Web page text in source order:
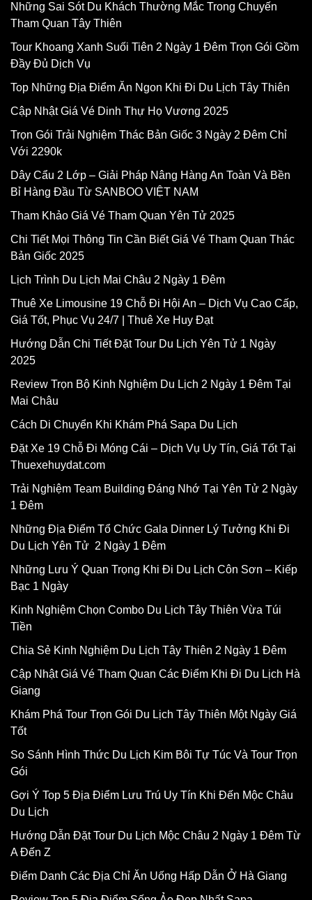
Những Sai Sót Du Khách Thường Mắc Trong Chuyến
Tham Quan Tây Thiên
Tour Khoang Xanh Suối Tiên 2 Ngày 1 Đêm Trọn Gói Gồm
Đầy Đủ Dịch Vụ
Top Những Địa Điểm Ăn Ngon Khi Đi Du Lịch Tây Thiên
Cập Nhật Giá Vé Dinh Thự Họ Vương 2025
Trọn Gói Trải Nghiệm Thác Bản Giốc 3 Ngày 2 Đêm Chỉ
Với 2290k
Dây Cẩu 2 Lớp – Giải Pháp Nâng Hàng An Toàn Và Bền
Bỉ Hàng Đầu Từ SANBOO VIỆT NAM
Tham Khảo Giá Vé Tham Quan Yên Tử 2025
Chi Tiết Mọi Thông Tin Cần Biết Giá Vé Tham Quan Thác
Bản Giốc 2025
Lịch Trình Du Lịch Mai Châu 2 Ngày 1 Đêm
Thuê Xe Limousine 19 Chỗ Đi Hội An – Dịch Vụ Cao Cấp,
Giá Tốt, Phục Vụ 24/7 | Thuê Xe Huy Đạt
Hướng Dẫn Chi Tiết Đặt Tour Du Lịch Yên Tử 1 Ngày
2025
Review Trọn Bộ Kinh Nghiệm Du Lịch 2 Ngày 1 Đêm Tại
Mai Châu
Cách Di Chuyển Khi Khám Phá Sapa Du Lịch
Đặt Xe 19 Chỗ Đi Móng Cái – Dịch Vụ Uy Tín, Giá Tốt Tại
Thuexehuydat.com
Trải Nghiệm Team Building Đáng Nhớ Tại Yên Tử 2 Ngày
1 Đêm
Những Địa Điểm Tổ Chức Gala Dinner Lý Tưởng Khi Đi
Du Lịch Yên Tử 2 Ngày 1 Đêm
Những Lưu Ý Quan Trọng Khi Đi Du Lịch Côn Sơn – Kiếp
Bạc 1 Ngày
Kinh Nghiệm Chọn Combo Du Lịch Tây Thiên Vừa Túi
Tiền
Chia Sẻ Kinh Nghiệm Du Lịch Tây Thiên 2 Ngày 1 Đêm
Cập Nhật Giá Vé Tham Quan Các Điểm Khi Đi Du Lịch Hà
Giang
Khám Phá Tour Trọn Gói Du Lịch Tây Thiên Một Ngày Giá
Tốt
So Sánh Hình Thức Du Lịch Kim Bôi Tự Túc Và Tour Trọn
Gói
Gợi Ý Top 5 Địa Điểm Lưu Trú Uy Tín Khi Đến Mộc Châu
Du Lịch
Hướng Dẫn Đặt Tour Du Lịch Mộc Châu 2 Ngày 1 Đêm Từ
A Đến Z
Điểm Danh Các Địa Chỉ Ăn Uống Hấp Dẫn Ở Hà Giang